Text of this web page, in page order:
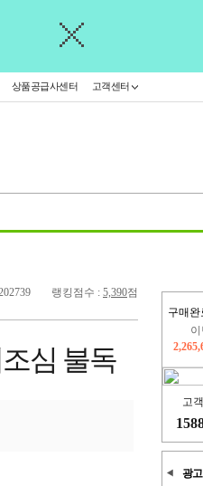
상품공급사센터 고객센터
구매완
고
광고
랭킹점수 : 5,390점
심 불독